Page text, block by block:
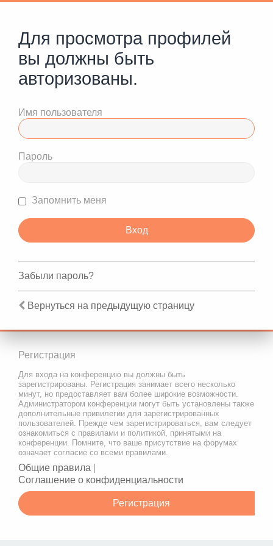
Для просмотра профилей
вы должны быть
авторизованы.
Имя пользователя
Пароль
Запомнить меня
Забыли пароль?
Вернуться на предыдущую страницу
Регистрация
Для входа на конференцию вы должны быть
зарегистрированы. Регистрация занимает всего несколько
минут, но предоставляет вам более широкие возможности.
Администратором конференции могут быть установлены также
дополнительные привилегии для зарегистрированных
пользователей. Прежде чем зарегистрироваться, вам следует
ознакомиться с правилами и политикой, принятыми на
конференции. Помните, что ваше присутствие на форумах
означает согласие со всеми правилами.
Общие правила
Соглашение о конфиденциальности
Регистрация